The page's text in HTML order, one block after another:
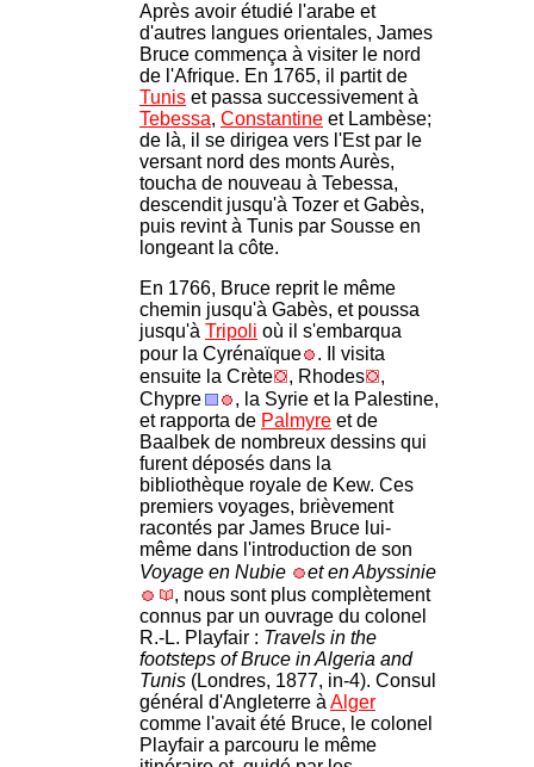
Après avoir étudié l'arabe et
d'autres langues orientales, James
Bruce commença à visiter le nord
de l'Afrique. En 1765, il partit de
Tunis et passa successivement à
Tebessa, Constantine et Lambèse;
de là, il se dirigea vers l'Est par le
versant nord des monts Aurès,
toucha de nouveau à Tebessa,
descendit jusqu'à Tozer et Gabès,
puis revint à Tunis par Sousse en
longeant la côte.
En 1766, Bruce reprit le même
chemin jusqu'à Gabès, et poussa
jusqu'à Tripoli où il s'embarqua
pour la Cyrénaïque
. Il visita
ensuite la Crète
, Rhodes
,
Chypre
, la Syrie et la Palestine,
et rapporta de Palmyre et de
Baalbek de nombreux dessins qui
furent déposés dans la
bibliothèque royale de Kew. Ces
premiers voyages, brièvement
racontés par James Bruce lui-
même dans l'introduction de son
Voyage en Nubie
et en Abyssinie
, nous sont plus complètement
connus par un ouvrage du colonel
R.-L. Playfair : Travels in the
footsteps of Bruce in Algeria and
Tunis (Londres, 1877, in-4). Consul
général d'Angleterre à Alger
comme l'avait été Bruce, le colonel
Playfair a parcouru le même